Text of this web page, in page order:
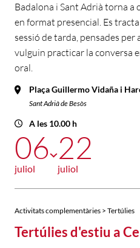
Badalona i Sant Adrià torna
en format presencial. Es
sessió de tarda, pensades per
vulguin practicar la conversa
oral.
Plaça Guillermo Vidaña i
Sant Adrià de Besòs
A les 10.00 h
06
juliol
22
juliol
Activitats complementàries > Tertúlies
Tertúlies d'estiu a